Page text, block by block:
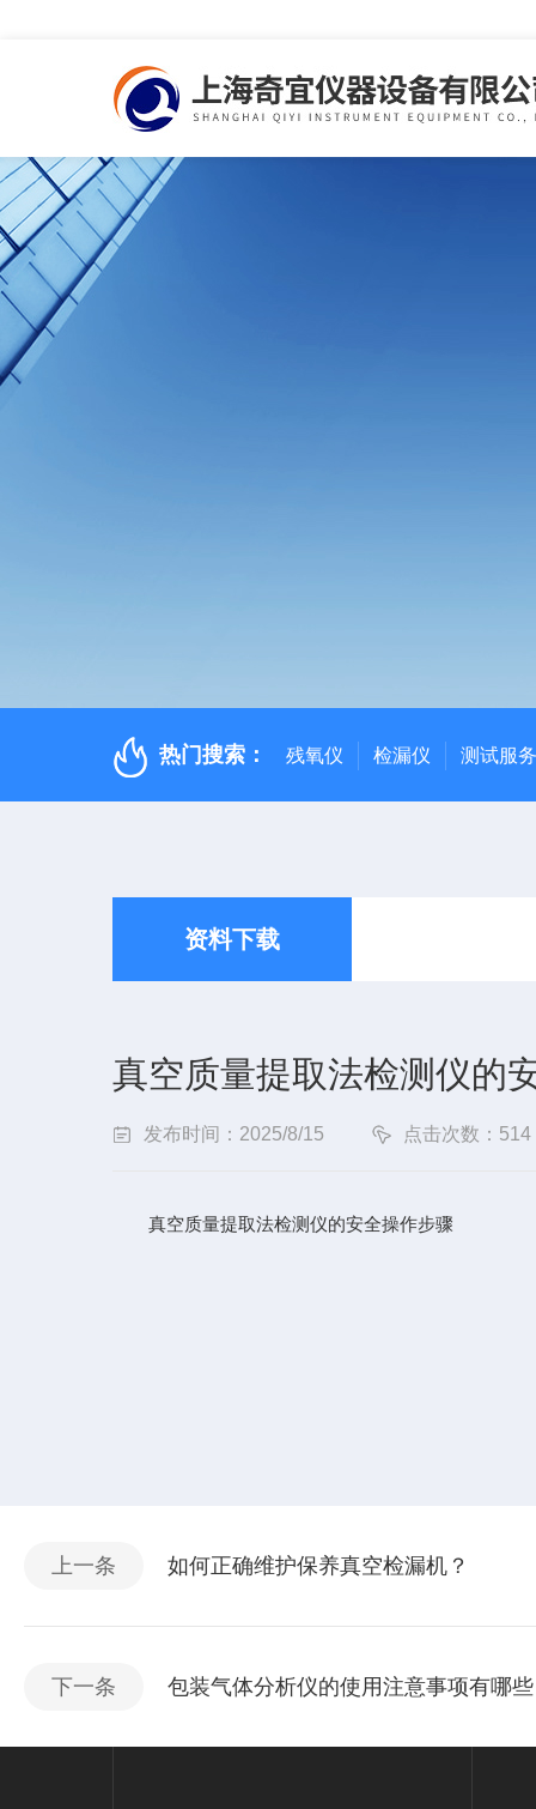
热门搜索： 残氧仪 检漏仪 测试服务
资料下载
真空质量提取法检测仪的
发布时间：2025/8/15 点击次数：514
真空质量提取法检测仪的安全操作步骤
上一条 如何正确维护保养真空检漏机？
下一条 包装气体分析仪的使用注意事项有哪